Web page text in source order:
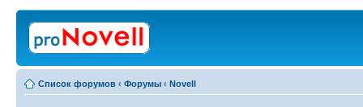
Список форумов ‹ Форумы ‹ Novell